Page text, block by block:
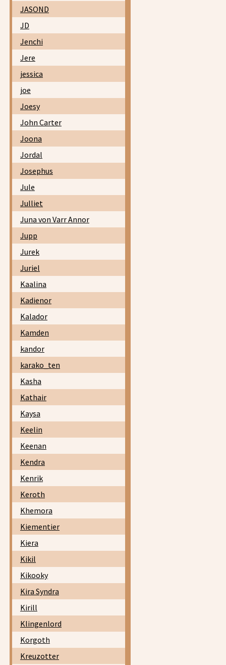
JASOND
JD
Jenchi
Jere
jessica
joe
Joesy
John Carter
Joona
Jordal
Josephus
Jule
Julliet
Juna von Varr Annor
Jupp
Jurek
Juriel
Kaalina
Kadienor
Kalador
Kamden
kandor
karako_ten
Kasha
Kathair
Kaysa
Keelin
Keenan
Kendra
Kenrik
Keroth
Khemora
Kiementier
Kiera
Kikil
Kikooky
Kira Syndra
Kirill
Klingenlord
Korgoth
Kreuzotter